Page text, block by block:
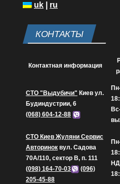
uk ru
КОНТАКТЫ
Контактная информация
СТО "Выдубичи" Киев ул.
Будиндустрии, 6
(068) 604-12-88
СТО Киев Жуляни Сервис
Авторинок вул. Садова
70А/110, сектор В, п. 111
(098) 164-70-03
(096)
205-45-88